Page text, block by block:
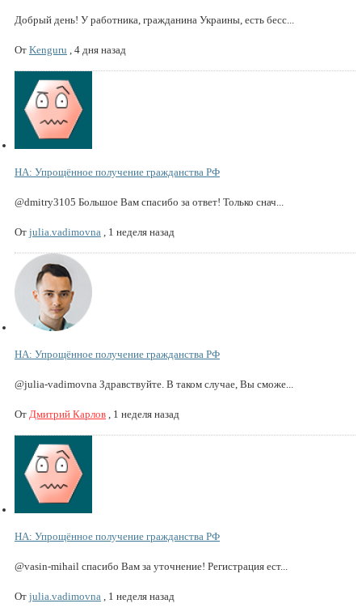
Добрый день! У работника, гражданина Украины, есть бесс...
От Kenguru , 4 дня назад
НА: Упрощённое получение гражданства РФ
@dmitry3105 Большое Вам спасибо за ответ! Только снач...
От julia.vadimovna , 1 неделя назад
НА: Упрощённое получение гражданства РФ
@julia-vadimovna Здравствуйте. В таком случае, Вы сможе...
От Дмитрий Карлов , 1 неделя назад
НА: Упрощённое получение гражданства РФ
@vasin-mihail спасибо Вам за уточнение! Регистрация ест...
От julia.vadimovna , 1 неделя назад